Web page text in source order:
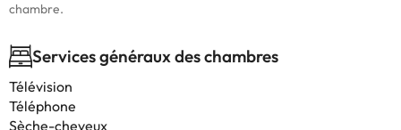
chambre.
Services généraux des chambres
Télévision
Téléphone
Sèche-cheveux